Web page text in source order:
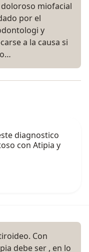
miofacial
por el
y
a la causa si
diagnostico
con Atipia y
Con
debe ser , en lo